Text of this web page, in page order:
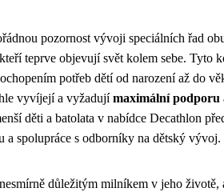
pozornost vývoji speciálních řad
teprve objevují svět kolem sebe. Tyto
potřeb dětí od narození až do
vyvíjejí a vyžadujímaximální podporu
děti a batolata v nabídce Decathlon
a spolupráce s odborníky na dětský vývoj.
důležitým milníkem v jeho